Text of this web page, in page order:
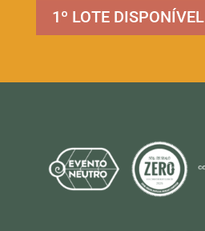
1º LOTE DISPONÍVEL